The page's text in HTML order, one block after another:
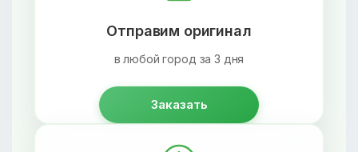
Отправим оригинал
в любой город за 3 дня
Заказать